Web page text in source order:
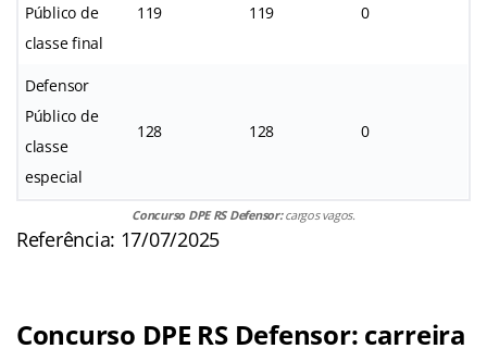
Público de
classe final
119 119 0
Defensor
Público de
classe
especial
128 128 0
Concurso DPE RS Defensor:cargos vagos.
Referência: 17/07/2025
Concurso DPE RS Defensor: carreira